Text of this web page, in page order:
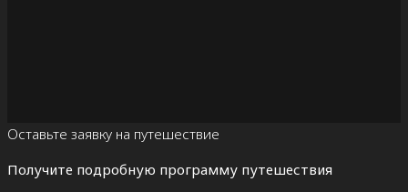
Оставьте заявку на путешествие
Получите подробную программу путешествия